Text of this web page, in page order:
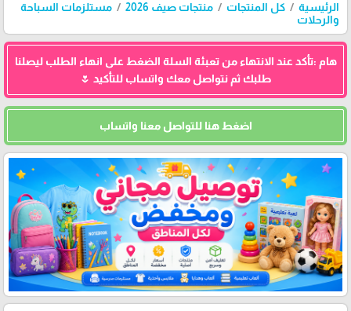
الرئيسية كل المنتجات منتجات صيف 2026
مستلزمات السباحة
والرحلات
هام :تأكد عند الانتهاء من تعبئة السلة الضغط على انهاء الطلب ليصلنا
طلبك ثم نتواصل معك واتساب للتأكيد 🌷
اضغط هنا للتواصل معنا واتساب